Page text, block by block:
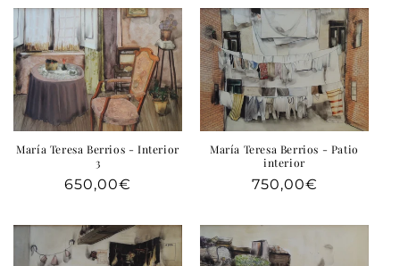
l
e
María Teresa Berrios - Interior
3
Precio
650,00€
María Teresa Berrios - Patio
interior
Precio
750,00€